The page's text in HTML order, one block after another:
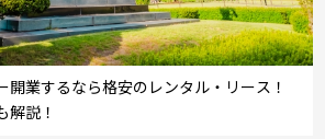
開業するなら格安のレンタル・リース！
解説！